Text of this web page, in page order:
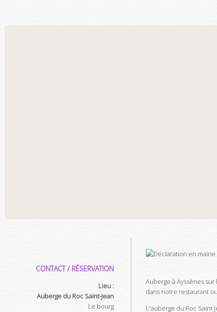
CONTACT / RÉSERVATION
Lieu :
Auberge du Roc Saint-Jean
Le bourg
Auberge à Ayssènes
dans notre restaurant
L'auberge du Roc Saint